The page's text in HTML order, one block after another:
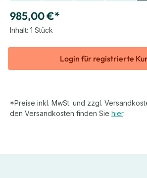
985,00 €*
Inhalt: 1 Stück
Login für registrierte
*Preise inkl. MwSt. und zzgl.
den Versandkosten finden Sie hier.